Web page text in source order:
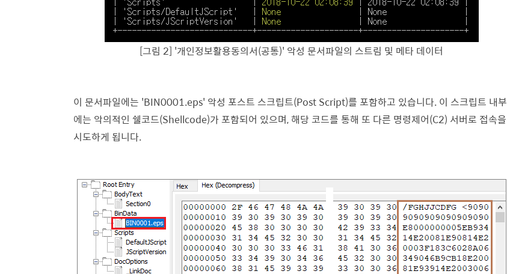
[그림 2] '개인정보활용동의서(공통)' 악성 문서파일의 스트림 및 메타 데이터
이 문서파일에는 'BIN0001.eps' 악성 포스트 스크립트(Post Script)를 포함하고 있습니다. 이 스크립트 내부
에는 악의적인 쉘코드(Shellcode)가 포함되어 있으며, 해당 코드를 통해 또 다른 명령제어(C2) 서버로 접속을
시도하게 됩니다.